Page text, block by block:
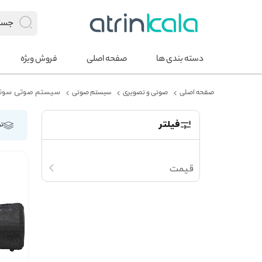
دسته بندی ها
صفحه اصلی فروش ویژه
صفحه اصلی صوتی و تصویری سیستم صوتی سیستم صوتی
فیلتر
قیمت